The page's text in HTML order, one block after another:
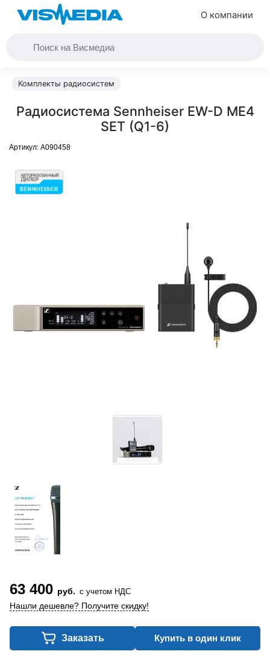
О компании
Комплекты радиосистем
Радиосистема Sennheiser EW-D ME4
SET (Q1-6)
Артикул: A090458
63 400 руб. с учетом НДС
Нашли дешевле? Получите скидку!
Заказать Купить в один клик